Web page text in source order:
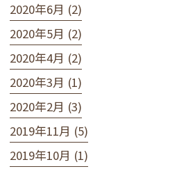
2020年6月 (2)
2020年5月 (2)
2020年4月 (2)
2020年3月 (1)
2020年2月 (3)
2019年11月 (5)
2019年10月 (1)